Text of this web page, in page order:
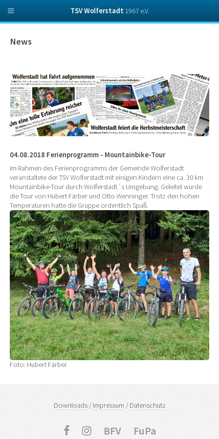
News
04.08.2018 Ferienprogramm - Mountainbike-Tour
Im Rahmen des Ferienprogramms der Gemeinde Wolferstadt
veranstaltete der TSV Wolferstadt mit einigen Kindern eine ca. 30 km
Mountainbike-Tour durch Wolferstadt´s Umgebung. Geleitet wurde
die Tour von Hubert Färber und Otto Wenninger. Trotz den hohen
Temperaturen hatte die Gruppe ordentlich Spaß.
Foto: Hubert Färber
Downloads/ Impressum / Datenschutz
BFV FuPa
TSV Wolferstadt1967 e.V.